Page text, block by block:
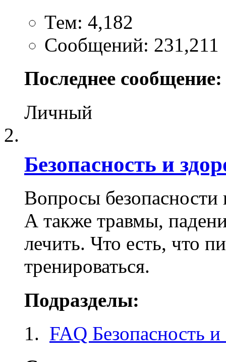
Тем: 4,182
Сообщений: 231,211
Последнее сообщение:
Личный
Безопасность и
Вопросы безопасности
А также травмы,
лечить. Что есть, что
тренироваться.
Подразделы:
FAQ Безопасность и